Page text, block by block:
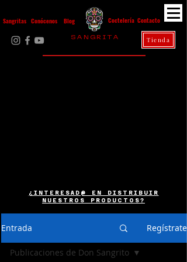
Sangritas Conócenos Contacto
Blog Coctelería
Tienda
S A N G R I T A
¿INTERESAD@ EN DISTRIBUIR
NUESTROS PRODUCTOS?
Entrada Regístrate
Publicaciones de Don Sangrito